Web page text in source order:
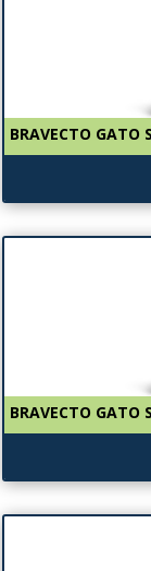
BRAVECTO GATO
BRAVECTO GATO